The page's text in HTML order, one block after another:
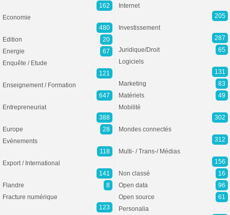
162
Economie
480
Edition
20
Energie
67
Enquête / Etude
121
Enseignement / Formation
647
Entrepreneuriat
388
Europe
28
Evénements
118
Export / International
141
Flandre
8
Fracture numérique
123
Internet
205
Investissement
287
Juridique/Droit
65
Logiciels
131
Marketing
83
Matériels
49
Mobilité
302
Mondes connectés
312
Multi- / Trans-/ Médias
156
Non classé
16
Open data
96
Open source
61
Personalia